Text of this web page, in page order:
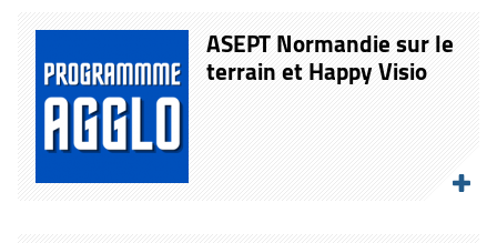
ASEPT Normandie sur le
terrain et Happy Visio